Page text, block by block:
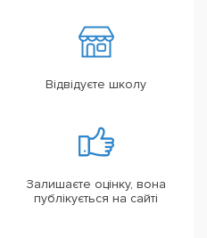
Відвідуєте школу
Залишаєте оцінку, вона
публікується на сайті